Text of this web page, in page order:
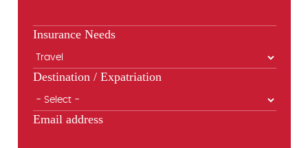
Insurance Needs
Destination / Expatriation
Email address